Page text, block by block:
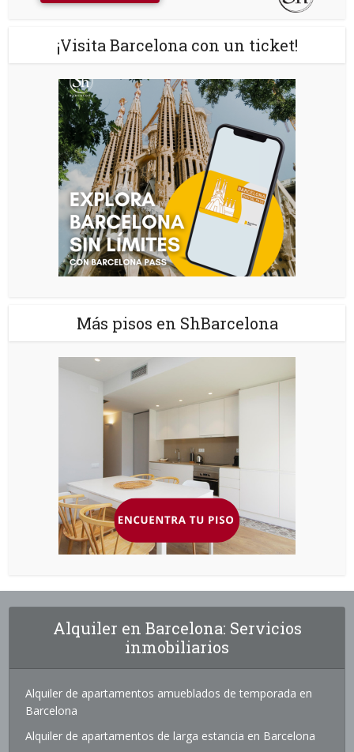
¡Visita Barcelona con un ticket!
Más pisos en ShBarcelona
Alquiler en Barcelona: Servicios
inmobiliarios
Alquiler de apartamentos amueblados de temporada en
Barcelona
Alquiler de apartamentos de larga estancia en Barcelona